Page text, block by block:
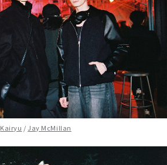
Kairyu /Jay McMillan